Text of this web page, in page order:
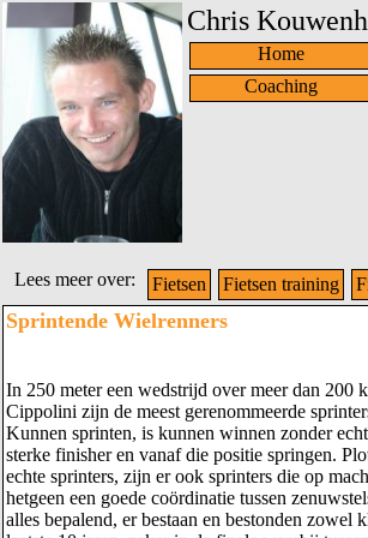
Chris
Home
Coaching
Lees meer over: Fietsen Fietsen training
Sprintende Wielrenners
In 250 meter een wedstrijd over meer dan 200
Cippolini zijn de meest gerenommeerde
Kunnen sprinten, is kunnen winnen zonder
sterke finisher en vanaf die positie springen.
echte sprinters, zijn er ook sprinters die op
hetgeen een goede coördinatie tussen
alles bepalend, er bestaan en bestonden